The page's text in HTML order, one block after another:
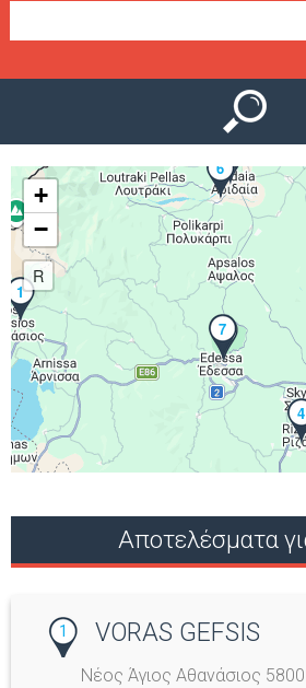
1
3
4
6
7
+
−
R
Αποτελέσματα
1 VORAS GEFSIS
Νέος Άγιος Αθανάσιος